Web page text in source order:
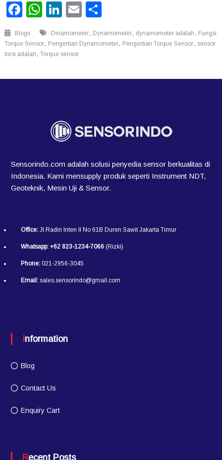
Facebook
WhatsApp
LinkedIn
Email
Blogs Dinamometer, Dynamometer, dynamometer adalah , Fungsi
Torque Sensor, Pengertian Dynamometer, Pengertian Torque Sensor, sensor
torsi adalah , Torque sensor
Sensorindo.com adalah solusi penyedia sensor berkualitas di
Indonesia. Kami mensupply produk seperti Instrument NDT,
Geoteknik, Mesin Uji & Sensor.
Office:Jl.Radin Inten II No 61B Duren Sawit Jakarta Timur
Whatsapp: +62 823-1234-7066(Rizki)
Phone:021-2956-3045
Email:sales.sensorindo@gmail.com
Information
Blog
Contact Us
Enquiry Cart
Recent Posts